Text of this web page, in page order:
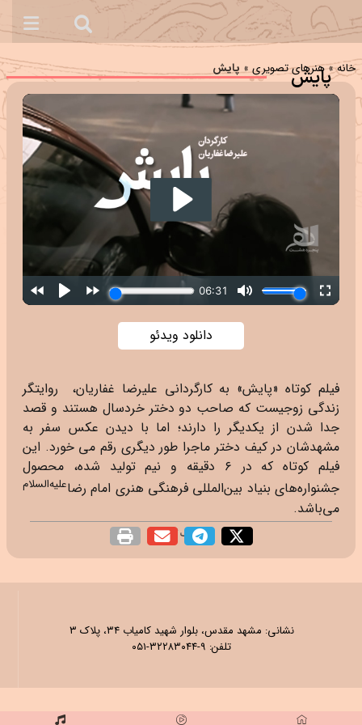
خانه»هنرهای تصویری»پایش پایش
دانلود ویدئو
فیلم کوتاه «پایش» به کارگردانی علیرضا غفاریان، روایتگر
زندگی زوجیست که صاحب دو دختر خردسال هستند و قصد
جدا شدن از یکدیگر را دارند؛ اما با دیدن عکس سفر به
مشهدشان در کیف دختر ماجرا طور دیگری رقم می خورد. این
فیلم کوتاه که در ۶ دقیقه و نیم تولید شده، محصول
جشنواره‌های بنیاد بین‌المللی فرهنگی هنری امام رضاعلیه‌السلام
می‌باشد.
اشتراک گذاری
نشانی: مشهد مقدس، بلوار شهید کامیاب ۳۴، پلاک ۳
تلفن: ۹-۳۲۲۸۳۰۴۴-۰۵۱